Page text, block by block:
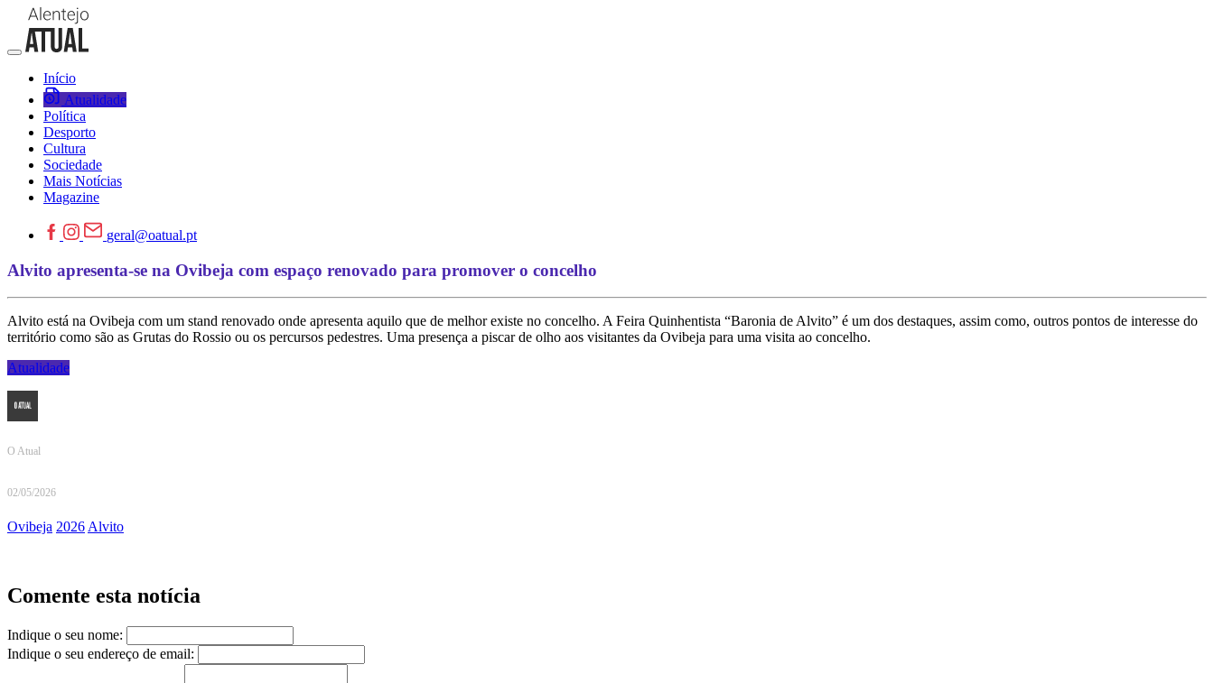
Início
Atualidade
Política
Desporto
Cultura
Sociedade
Mais Notícias
Magazine
geral@oatual.pt
Alvito apresenta-se na Ovibeja com espaço renovado para promover o concelho
Alvito está na Ovibeja com um stand renovado onde apresenta aquilo que de melhor existe no concelho. A Feira Quinhentista “Baronia de Alvito” é um dos destaques, assim como, outros pontos de interesse do
território como são as Grutas do Rossio ou os percursos pedestres. Uma presença a piscar de olho aos visitantes da Ovibeja para uma visita ao concelho.
Atualidade
O Atual
02/05/2026
Ovibeja 2026Alvito
Comente esta notícia
Indique o seu nome:
Indique o seu endereço de email: